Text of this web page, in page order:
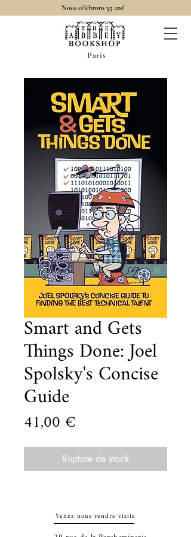
Nous célébrons 35 ans!
Paris
Smart and Gets
Things Done: Joel
Spolsky's Concise
Guide
41,00 €
Rupture de stock
Venez nous rendre visite